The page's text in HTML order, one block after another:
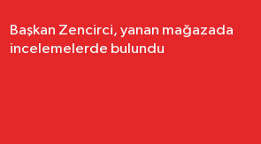
Başkan Zencirci, yanan mağazada
incelemelerde bulundu